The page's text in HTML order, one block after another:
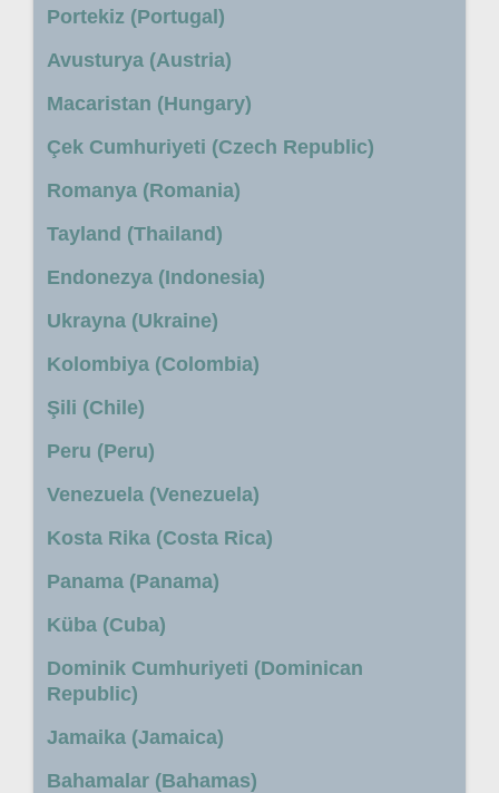
Portekiz (Portugal)
Avusturya (Austria)
Macaristan (Hungary)
Çek Cumhuriyeti (Czech Republic)
Romanya (Romania)
Tayland (Thailand)
Endonezya (Indonesia)
Ukrayna (Ukraine)
Kolombiya (Colombia)
Şili (Chile)
Peru (Peru)
Venezuela (Venezuela)
Kosta Rika (Costa Rica)
Panama (Panama)
Küba (Cuba)
Dominik Cumhuriyeti (Dominican
Republic)
Jamaika (Jamaica)
Bahamalar (Bahamas)